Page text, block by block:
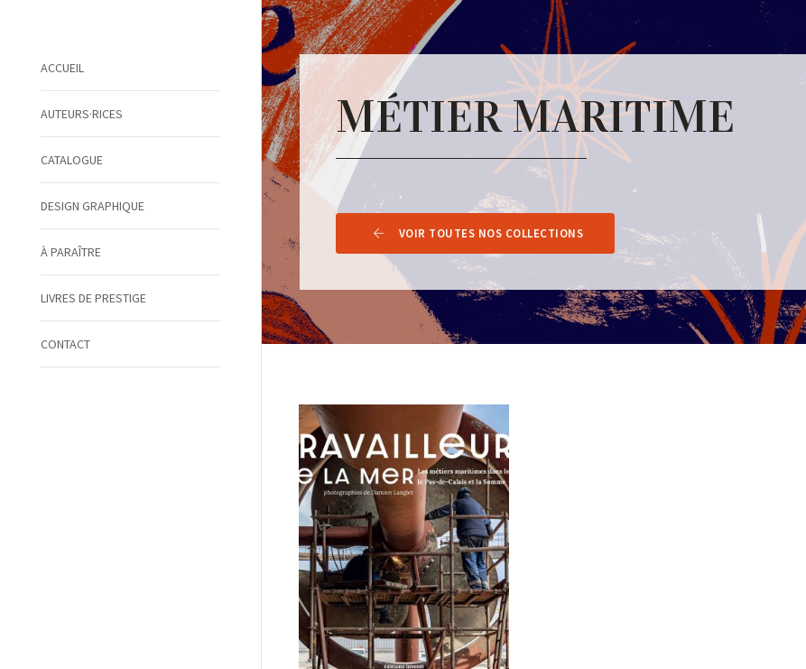
ACCUEIL
AUTEURS·RICES
CATALOGUE
DESIGN GRAPHIQUE
À PARAÎTRE
LIVRES DE PRESTIGE
CONTACT
MÉTIER MARITIME
VOIR TOUTES NOS COLLECTIONS